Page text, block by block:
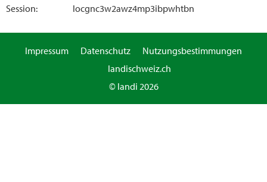
Session:
locgnc3w2awz4mp3ibpwhtbn
Impressum Datenschutz
Nutzungsbestimmungen
landischweiz.ch
© landi 2026